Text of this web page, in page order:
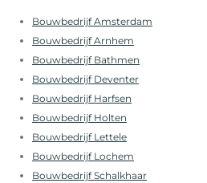
Bouwbedrijf Amsterdam
Bouwbedrijf Arnhem
Bouwbedrijf Bathmen
Bouwbedrijf Deventer
Bouwbedrijf Harfsen
Bouwbedrijf Holten
Bouwbedrijf Lettele
Bouwbedrijf Lochem
Bouwbedrijf Schalkhaar